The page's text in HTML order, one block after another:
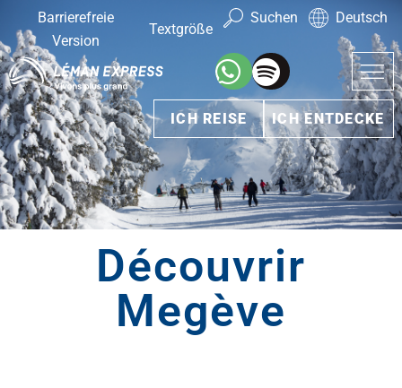
Barrierefreie
Version
Textgröße
Suchen Deutsch
ICH REISE ICH ENTDECKE
Découvrir
Megève